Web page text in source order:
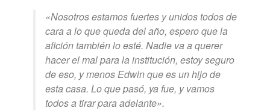
«Nosotros estamos fuertes y unidos todos de
cara a lo que queda del año, espero que la
afición también lo esté. Nadie va a querer
hacer el mal para la institución, estoy seguro
de eso, y menos Edwin que es un hijo de
esta casa. Lo que pasó, ya fue, y vamos
todos a tirar para adelante».